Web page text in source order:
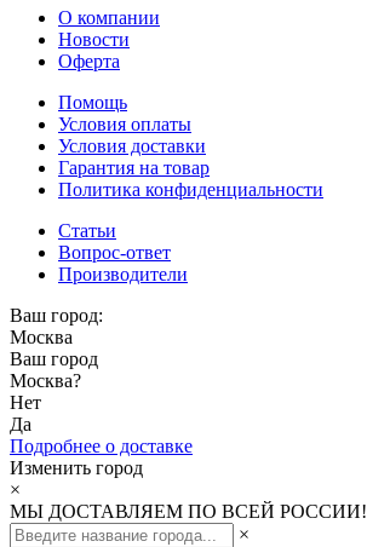
О компании
Новости
Оферта
Помощь
Условия оплаты
Условия доставки
Гарантия на товар
Политика конфиденциальности
Статьи
Вопрос-ответ
Производители
Ваш город:
Москва
Ваш город
Москва?
Нет
Да
Подробнее о доставке
Изменить город
×
МЫ ДОСТАВЛЯЕМ ПО ВСЕЙ РОССИИ!
×